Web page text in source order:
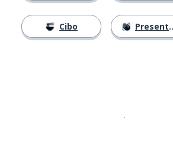
Cibo Presentarsi